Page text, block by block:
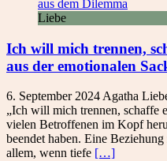
Liebe
Ich will mich trennen,
aus der emotionalen
6. September 2024Agatha
„Ich will mich trennen, schaffe
vielen Betroffenen im Kopf
beendet haben. Eine
allem, wenn tiefe […]